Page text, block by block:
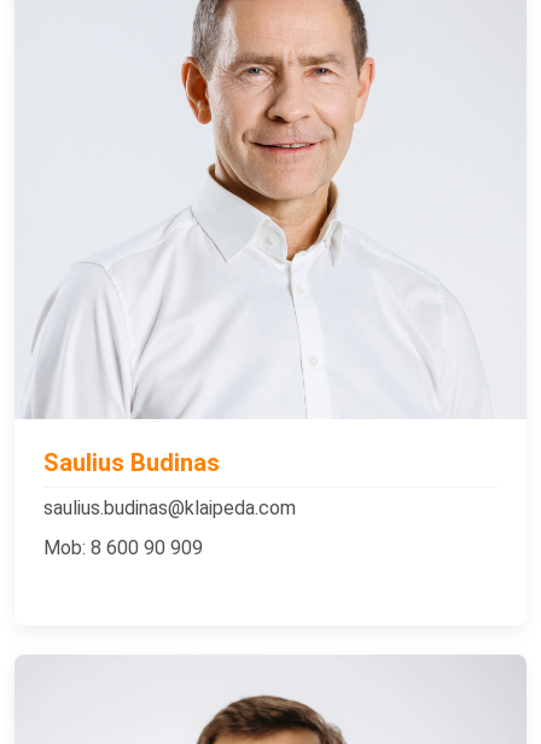
Saulius Budinas
saulius.budinas@klaipeda.com
Mob: 8 600 90 909